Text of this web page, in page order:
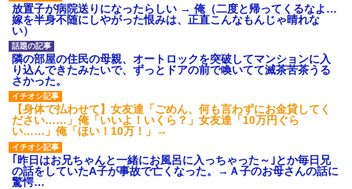
放置子が病院送りになったらしい → 俺（二度と帰ってくるなよ…
嫁を半身不随にしやがった恨みは、正直こんなもんじゃ晴れな
い）
隣の部屋の住民の母親、オートロックを突破してマンションに入
り込んできたみたいで、ずっとドアの前で喚いてて滅茶苦茶うる
さかった。
【身体で払わせて】女友達「ごめん、何も言わずにお金貸してく
ださい……」俺「いいよ！いくら？」女友達「10万円ぐら
い……」俺「ほい！10万！」→
｢昨日はお兄ちゃんと一緒にお風呂に入っちゃった～｣とか毎日兄
の話をしていたA子が事故で亡くなった。→Ａ子のお母さんの話に
驚愕…